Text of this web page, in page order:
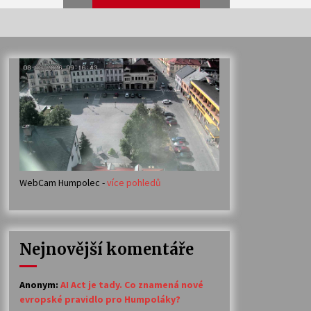
Veselí muzikanti
30. 7. 2026
Votavžatský ploty
23. 7. 2026
14. 7. 2026
30. 6. 2026
WebCam Humpolec -více pohledů
Nejnovější komentáře
Anonym: AI Act je tady. Co znamená nové
evropské pravidlo pro Humpoláky?